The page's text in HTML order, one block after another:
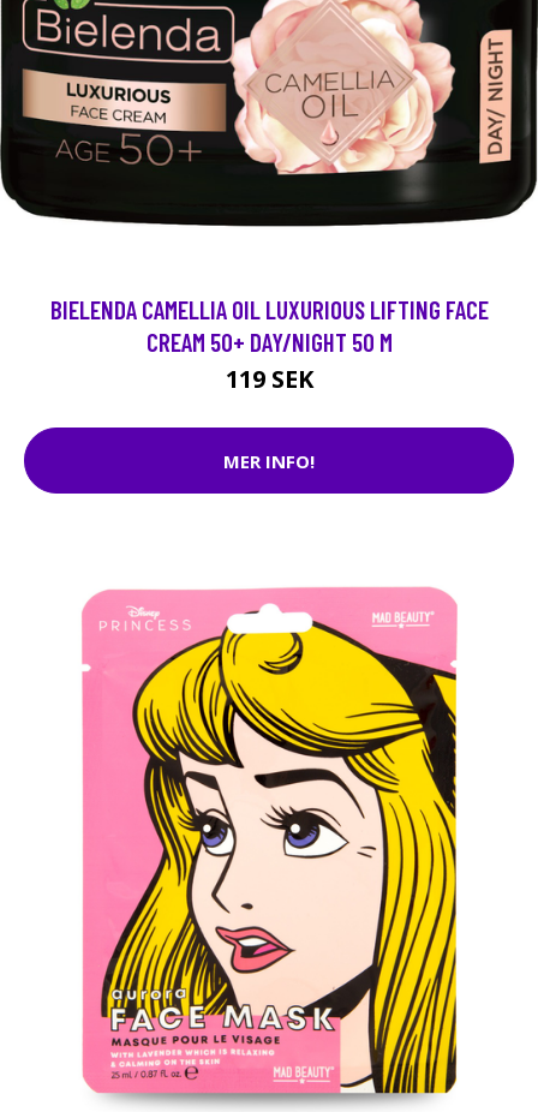
BIELENDA CAMELLIA OIL LUXURIOUS LIFTING FACE
CREAM 50+ DAY/NIGHT 50 M
119 SEK
MER INFO!